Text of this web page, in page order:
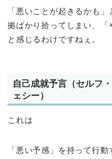
「悪いことが起きるかも
拠ばかり拾ってしまい、「
と感じるわけですねぇ。
自己成就予言（セルフ
ェシー）
これは
「悪い予感」を持って行